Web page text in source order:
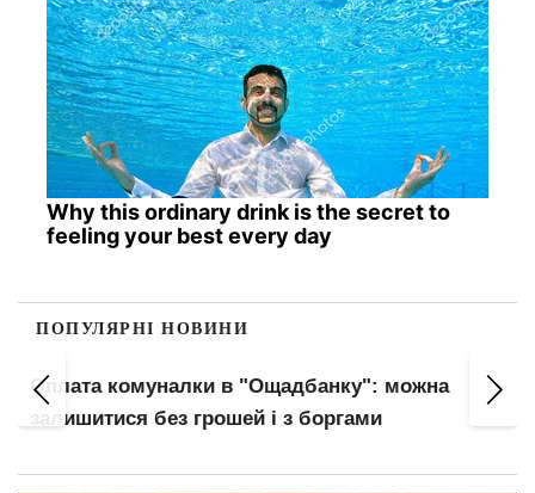
Why this ordinary drink is the secret to
feeling your best every day
ПОПУЛЯРНІ НОВИНИ
Правила виплати відпускних змінилися:
головний нюанс для працівників